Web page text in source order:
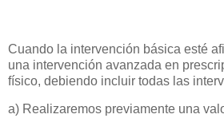
Cuando la intervención básica esté
una intervención avanzada en
físico, debiendo incluir todas las
a) Realizaremos previamente una